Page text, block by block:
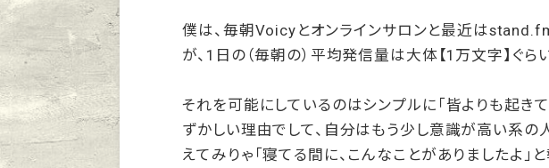
僕は、毎朝Voicyとオンラインサロンと最近は
が、1日の（毎朝の）平均発信量は大体【1万文字】ぐら
それを可能にしているのはシンプルに「皆よりも起き
ずかしい理由でして、自分はもう少し意識が高い系の
えてみりゃ「寝てる間に、こんなことがありましたよ」